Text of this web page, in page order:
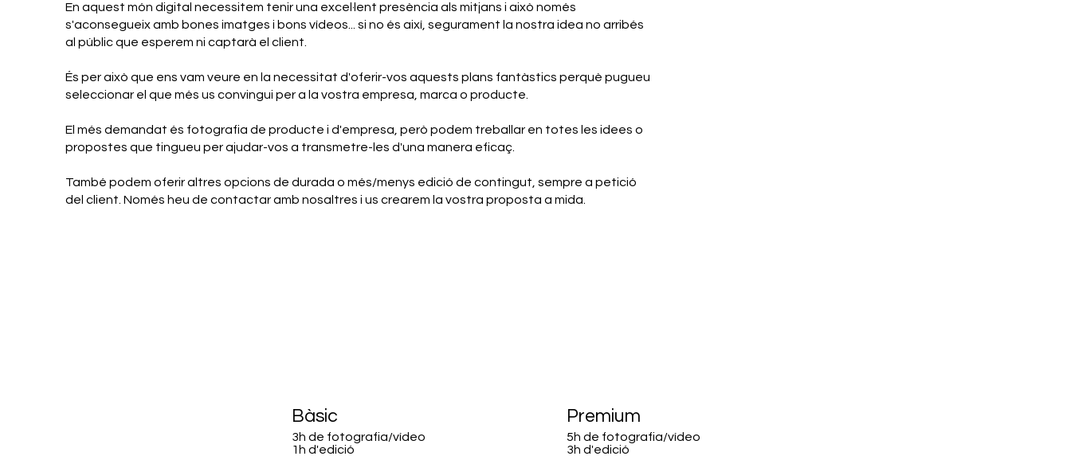
En aquest món digital necessitem tenir una excel·lent presència als mitjans i això només
s'aconsegueix amb bones imatges i bons vídeos... si no és així, segurament la nostra idea no arribés
al públic que esperem ni captarà el client.
És per això que ens vam veure en la necessitat d'oferir-vos aquests plans fantàstics perquè pugueu
seleccionar el que més us convingui per a la vostra empresa, marca o producte.
El més demandat és fotografia de producte i d'empresa, però podem treballar en totes les idees o
propostes que tingueu per ajudar-vos a transmetre-les d'una manera eficaç.
També podem oferir altres opcions de durada o més/menys edició de contingut, sempre a petició
del client. Només heu de contactar amb nosaltres i us crearem la vostra proposta a mida.
Bàsic
​3h de fotografia/vídeo
1h d'edició
Premium
​5h de fotografia/vídeo
3h d'edició